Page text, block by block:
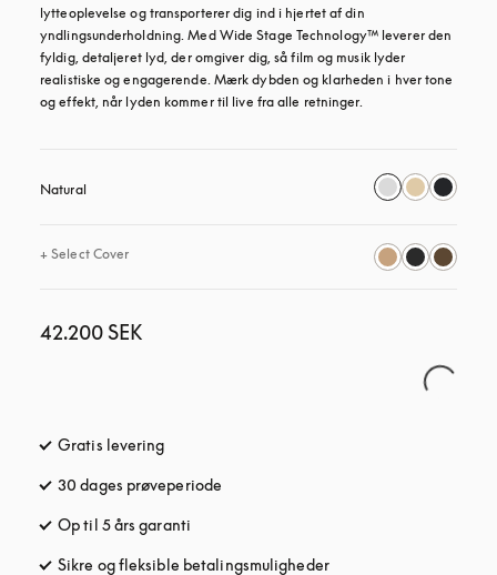
lytteoplevelse og transporterer dig ind i hjertet af din
yndlingsunderholdning. Med Wide Stage Technology™ leverer den
fyldig, detaljeret lyd, der omgiver dig, så film og musik lyder
realistiske og engagerende. Mærk dybden og klarheden i hver tone
og effekt, når lyden kommer til live fra alle retninger.
Natural
+Select Cover
42.200 SEK
Gratis levering
30 dages prøveperiode
Op til 5 års garanti
Sikre og fleksible betalingsmulighederåbnes under en ny fane